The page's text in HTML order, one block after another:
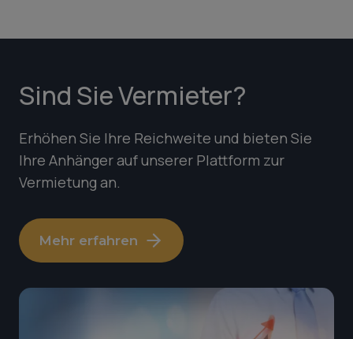
Sind Sie Vermieter?
Erhöhen Sie Ihre Reichweite und bieten Sie
Ihre Anhänger auf unserer Plattform zur
Vermietung an.
Mehr erfahren